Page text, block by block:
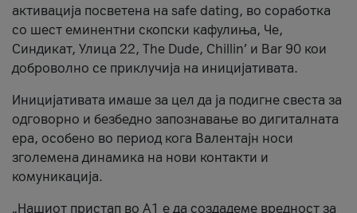
активација посветена на safe dating, во соработка
со шест еминентни скопски кафулиња, Че,
Синдикат, Улица 22, The Dude, Chillin’ и Bar 90 кои
доброволно се приклучија на иницијативата.
Иницијативата имаше за цел да ја подигне свеста за
одговорно и безбедно запознавање во дигиталната
ера, особено во период кога Валентајн носи
зголемена динамика на нови контакти и
комуникација.
„Нашиот пристап во А1 е да создадеме вредност за